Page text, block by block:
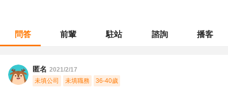
問答 前輩 駐站 諮詢 播客
匿名 2021/2/17
未填公司
未填職務 36-40歲